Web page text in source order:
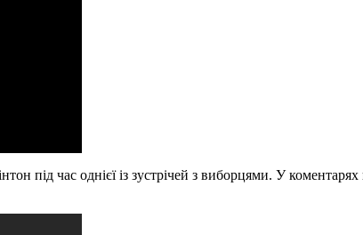
під час однієї із зустрічей з виборцями. У